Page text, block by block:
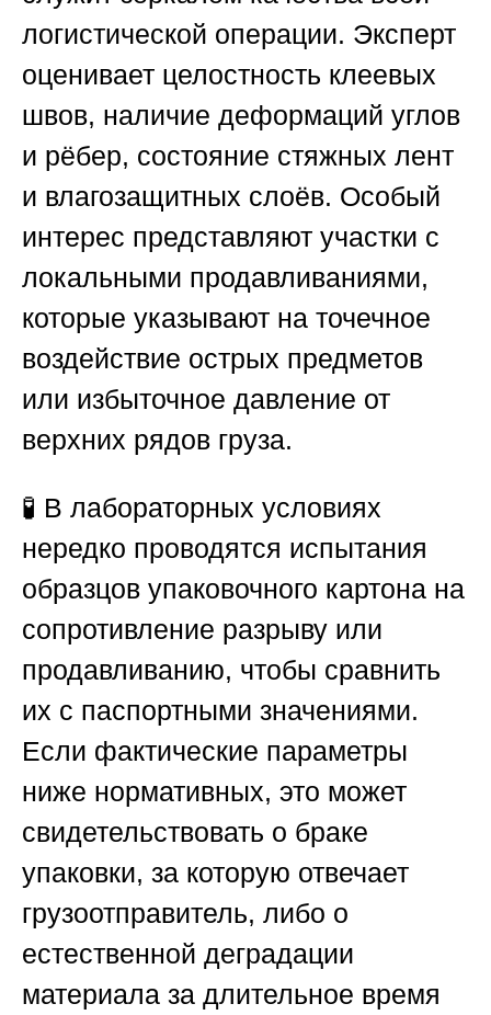
логистической операции. Эксперт
оценивает целостность клеевых
швов, наличие деформаций углов
и рёбер, состояние стяжных лент
и влагозащитных слоёв. Особый
интерес представляют участки с
локальными продавливаниями,
которые указывают на точечное
воздействие острых предметов
или избыточное давление от
верхних рядов груза.
🧪 В лабораторных условиях
нередко проводятся испытания
образцов упаковочного картона на
сопротивление разрыву или
продавливанию, чтобы сравнить
их с паспортными значениями.
Если фактические параметры
ниже нормативных, это может
свидетельствовать о браке
упаковки, за которую отвечает
грузоотправитель, либо о
естественной деградации
материала за длительное время